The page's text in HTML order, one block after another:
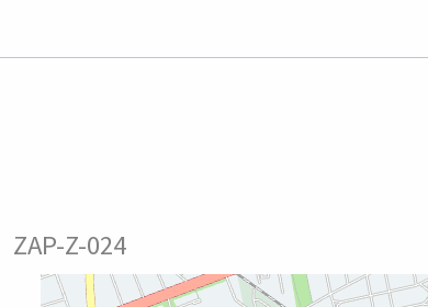
ZAP-Z-024